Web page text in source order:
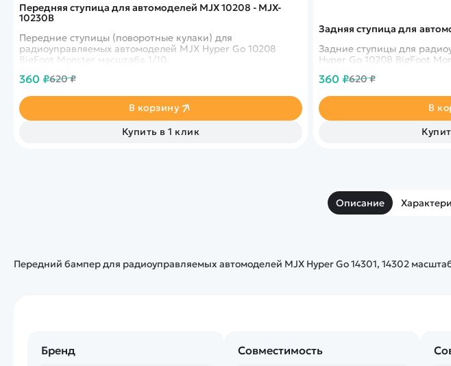
Передняя ступица для автомоделей MJX 10208 - MJX-
10230B
Передние ступицы (поворотные кулаки) для
радиоуправляемых автомоделей MJX Hyper Go 10208
BigFoot Monster масштаба 1/10.
360 ₽620 ₽
В корзину
Купить в 1 клик
Задняя ступица для
Задние ступицы для
Hyper Go 10208 BigFoot
360 ₽620 ₽
В
Описание
Передний бампер для радиоуправляемых автомоделей MJX Hyper Go 14301, 14302
Бренд Совместимость